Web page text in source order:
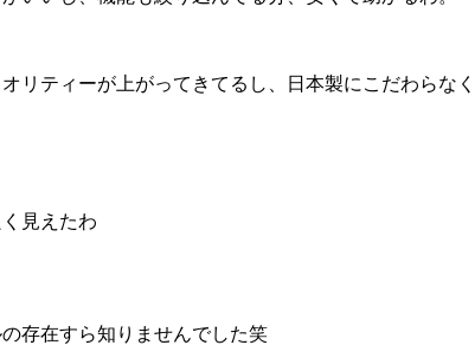
ティーが上がってきてるし、日本製にこだわらな
見えたわ
存在すら知りませんでした笑